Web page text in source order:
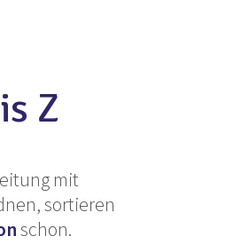
Z
mit
sortieren
schon.